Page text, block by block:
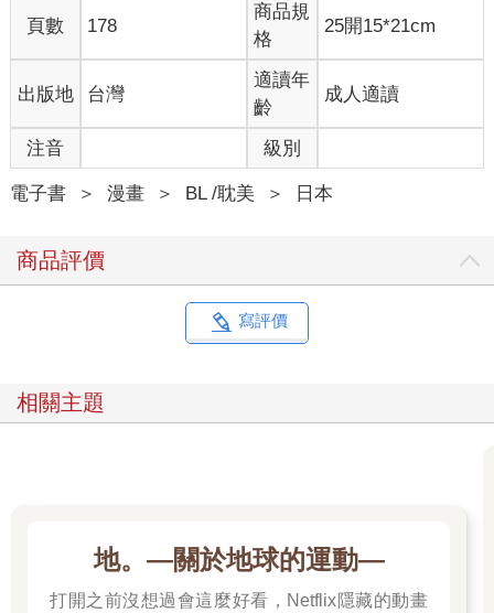
頁數 178
商品規
格
25開15*21cm
出版地 台灣
適讀年
齡
成人適讀
注音 級別
電子書 ＞ 漫畫 ＞ BL /耽美 ＞ 日本
商品評價
寫評價
相關主題
地。—關於地球的運動—
打開之前沒想過會這麼好看，Netflix隱藏的動畫